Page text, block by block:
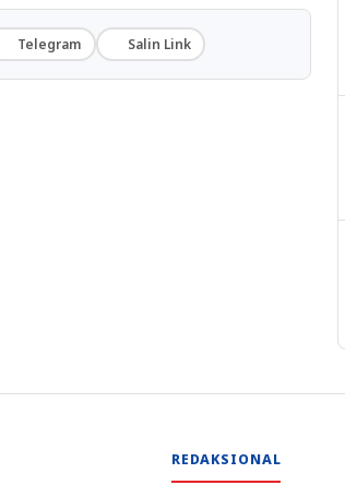
Telegram Salin Link
REDAKSIONAL